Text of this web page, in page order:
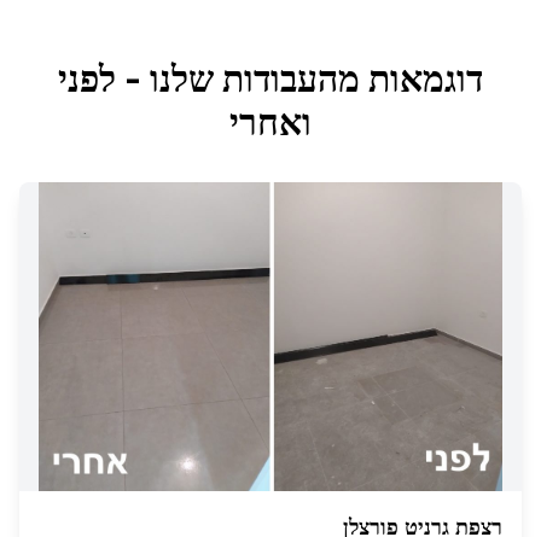
דוגמאות מהעבודות שלנו - לפני
ואחרי
רצפת גרניט פורצלן